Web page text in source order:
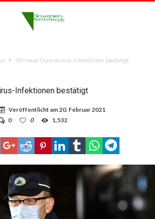
910 neue Coronavirus-Infektionen bestätigt
Infektionen bestätigt
Veröffentlicht am20. Februar 2021
0 0 1,532